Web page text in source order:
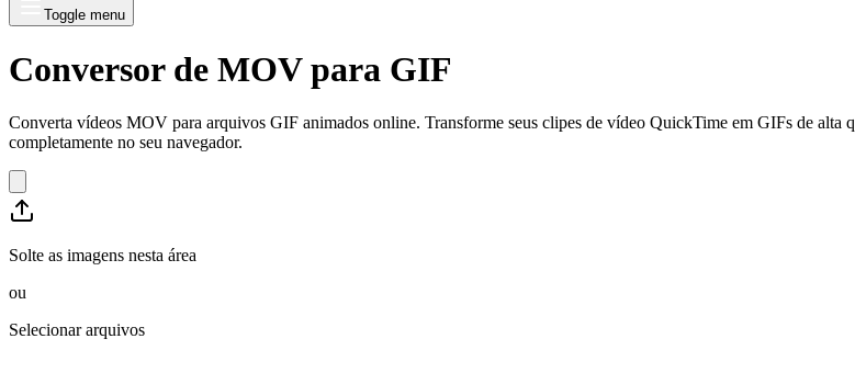
Toggle menu
Conversor de MOV para GIF
Converta vídeos MOV para arquivos GIF animados online. Transforme seus clipes de vídeo QuickTime em GIFs de
completamente no seu navegador.
Solte as imagens nesta área
ou
Selecionar arquivos